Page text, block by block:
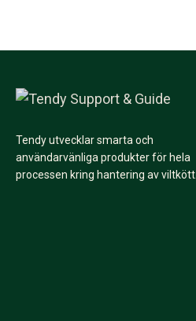
Tendy utvecklar smarta och
användarvänliga produkter för hela
processen kring hantering av viltkött.